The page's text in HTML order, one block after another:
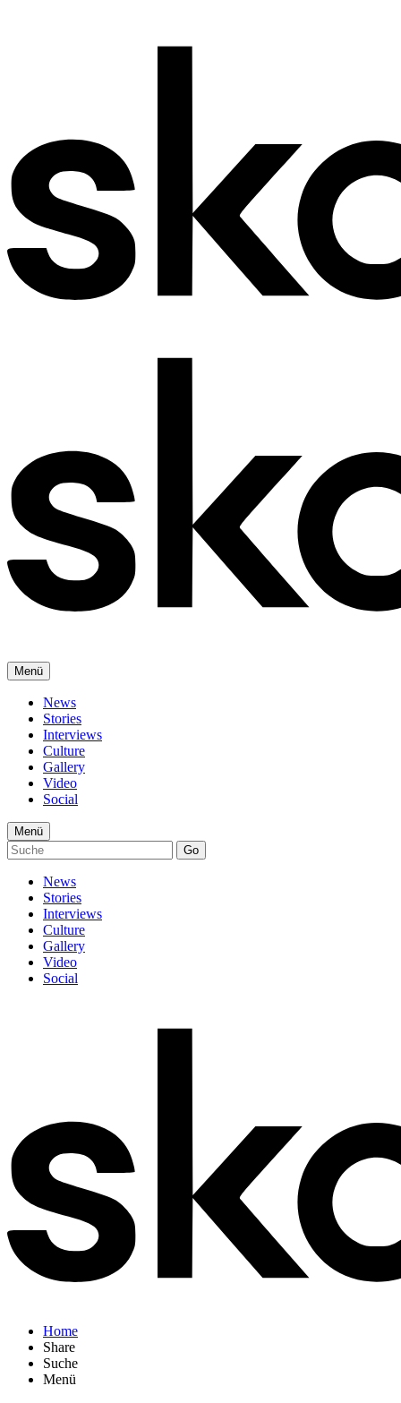
Menü
News
Stories
Interviews
Culture
Gallery
Video
Social
Menü
Go
News
Stories
Interviews
Culture
Gallery
Video
Social
Home
Share
Suche
Menü